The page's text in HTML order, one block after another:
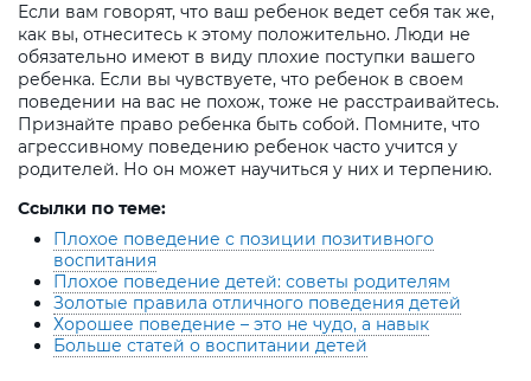
Если вам говорят, что ваш ребенок ведет себя так же,
как вы, отнеситесь к этому положительно. Люди не
обязательно имеют в виду плохие поступки вашего
ребенка. Если вы чувствуете, что ребенок в своем
поведении на вас не похож, тоже не расстраивайтесь.
Признайте право ребенка быть собой. Помните, что
агрессивному поведению ребенок часто учится у
родителей. Но он может научиться у них и терпению.
Ссылки по теме:
Плохое поведение с позиции позитивного
воспитания
Плохое поведение детей: советы родителям
Золотые правила отличного поведения детей
Хорошее поведение – это не чудо, а навык
Больше статей о воспитании детей